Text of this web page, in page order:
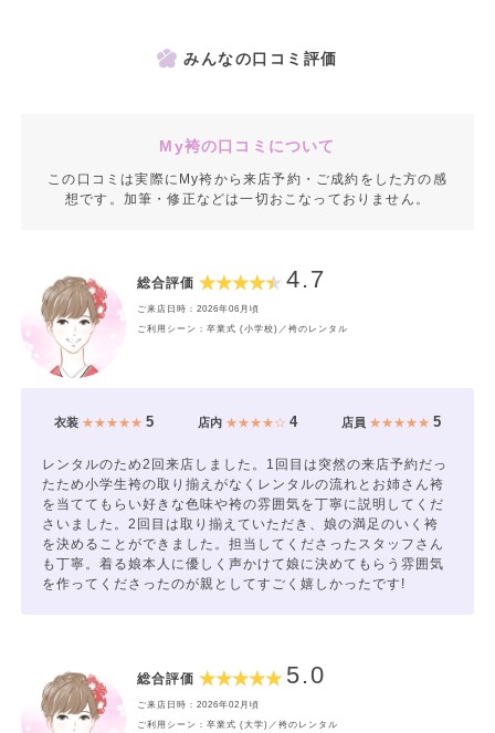
みんなの口コミ評価
My袴の口コミについて
この口コミは実際にMy袴から来店予約・ご成約をした方の感
想です。加筆・修正などは一切おこなっておりません。
総合評価 4.7
ご来店日時：2026年06月頃
ご利用シーン：卒業式 (小学校)／袴のレンタル
衣装★★★★★ 5 店内★★★★☆ 4 店員 ★★★★★5
レンタルのため2回来店しました。1回目は突然の来店予約だっ
たため小学生袴の取り揃えがなくレンタルの流れとお姉さん袴
を当ててもらい好きな色味や袴の雰囲気を丁寧に説明してくだ
さいました。2回目は取り揃えていただき、娘の満足のいく袴
を決めることができました。担当してくださったスタッフさん
も丁寧。着る娘本人に優しく声かけて娘に決めてもらう雰囲気
を作ってくださったのが親としてすごく嬉しかったです!
総合評価 5.0
ご来店日時：2026年02月頃
ご利用シーン：卒業式 (大学)／袴のレンタル